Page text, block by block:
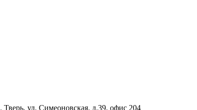
. Тверь, ул. Симеоновская, д.39, офис 204